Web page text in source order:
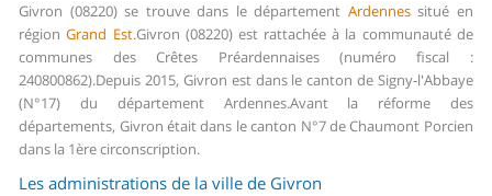
Givron (08220) se trouve dans le département Ardennessitué en
régionGrand Est.Givron (08220) est rattachée à la communauté de
communes des Crêtes Préardennaises (numéro fiscal :
240800862).Depuis 2015, Givron est dans le canton de Signy-l'Abbaye
(N°17) du département Ardennes.Avant la réforme des
départements, Givron était dans le canton N°7 de Chaumont Porcien
dans la 1ère circonscription.
Les administrations de la ville de Givron